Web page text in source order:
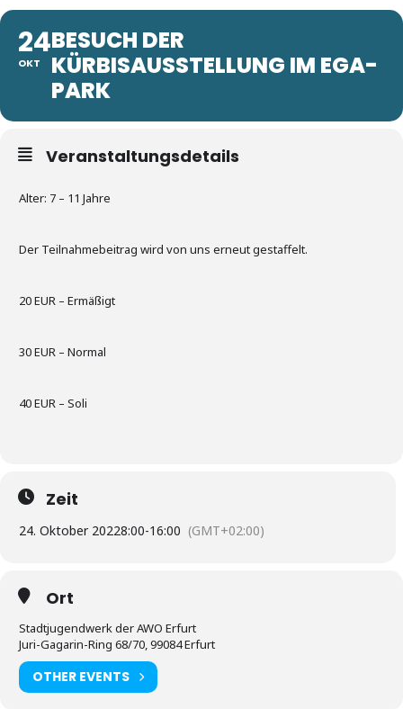
24
OKT
BESUCH DER
KÜRBISAUSSTELLUNG IM EGA-
PARK
Veranstaltungsdetails
Alter: 7 – 11 Jahre
Der Teilnahmebeitrag wird von uns erneut gestaffelt.
20 EUR – Ermäßigt
30 EUR – Normal
40 EUR – Soli
Zeit
24. Oktober 20228:00-16:00 (GMT+02:00)
Ort
Stadtjugendwerk der AWO Erfurt
Juri-Gagarin-Ring 68/70, 99084 Erfurt
OTHER EVENTS